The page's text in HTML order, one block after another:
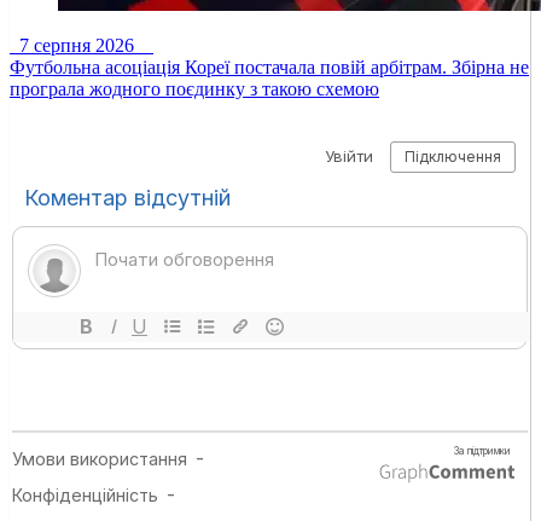
7 серпня 2026
Футбольна асоціація Кореї постачала повій арбітрам. Збірна не
програла жодного поєдинку з такою схемою